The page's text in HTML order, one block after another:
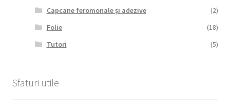
Capcane feromonale și adezive
(2)
Folie
(18)
Tutori
(5)
Sfaturi utile